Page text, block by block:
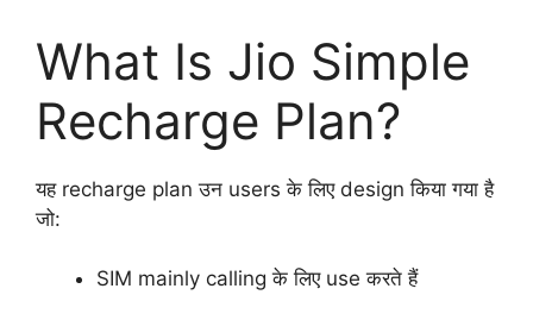
What Is Jio Simple
Recharge Plan?
यह recharge plan उन users के लिए design किया गया है
जो:
SIM mainly calling के लिए use करते हैं